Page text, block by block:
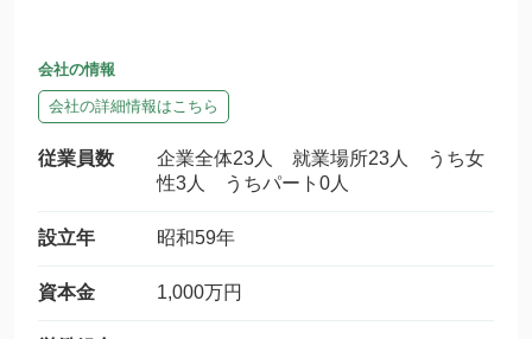
会社の情報
会社の詳細情報はこちら
従業員数
企業全体23人 就業場所23人 うち女
性3人 うちパート0人
設立年 昭和59年
資本金 1,000万円